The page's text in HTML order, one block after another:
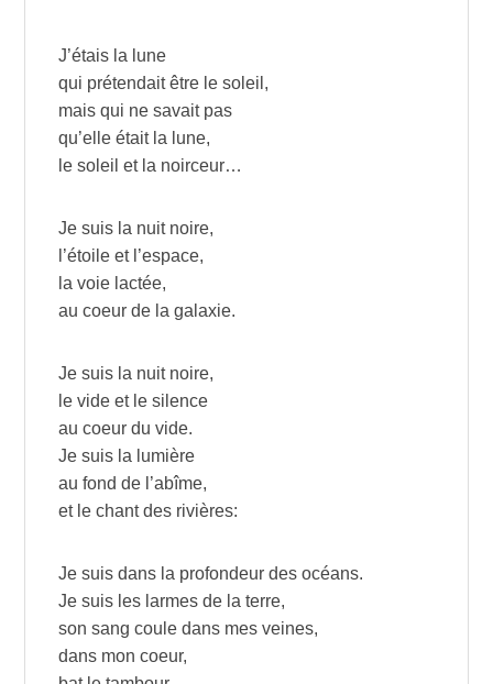
J’étais la lune
qui prétendait être le soleil,
mais qui ne savait pas
qu’elle était la lune,
le soleil et la noirceur…
Je suis la nuit noire,
l’étoile et l’espace,
la voie lactée,
au coeur de la galaxie.
Je suis la nuit noire,
le vide et le silence
au coeur du vide.
Je suis la lumière
au fond de l’abîme,
et le chant des rivières:
Je suis dans la profondeur des océans.
Je suis les larmes de la terre,
son sang coule dans mes veines,
dans mon coeur,